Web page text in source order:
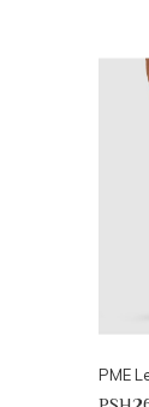
PME